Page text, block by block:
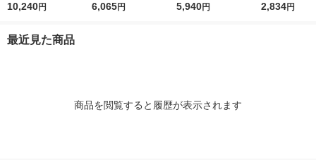
MTD0100 1台
10,240円
ンクリーナー ロング
6,065円
シリーズ ドカット TO
5,940円
OUCH
2,834円
最近見た商品
商品を閲覧すると履歴が表示されます